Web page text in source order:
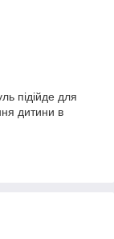
підійде для
дитини в